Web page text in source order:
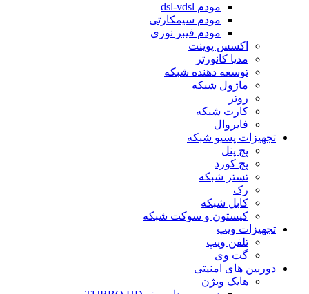
مودم dsl-vdsl
مودم سیمکارتی
مودم فیبر نوری
اکسس پوینت
مدیا کانورتر
توسعه دهنده شبکه
ماژول شبکه
روتر
کارت شبکه
فایروال
تجهیزات پسیو شبکه
پچ پنل
پچ کورد
تستر شبکه
رک
کابل شبکه
کیستون و سوکت شبکه
تجهیزات ویپ
تلفن ویپ
گت وی
دوربین های امنیتی
هایک ویژن